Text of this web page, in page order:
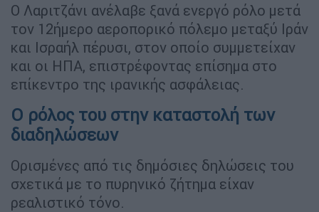
Ο Λαριτζάνι ανέλαβε ξανά ενεργό ρόλο μετά
τον 12ήμερο αεροπορικό πόλεμο μεταξύ Ιράν
και Ισραήλ πέρυσι, στον οποίο συμμετείχαν
και οι ΗΠΑ, επιστρέφοντας επίσημα στο
επίκεντρο της ιρανικής ασφάλειας.
Ο ρόλος του στην καταστολή των
διαδηλώσεων
Ορισμένες από τις δημόσιες δηλώσεις του
σχετικά με το πυρηνικό ζήτημα είχαν
ρεαλιστικό τόνο.